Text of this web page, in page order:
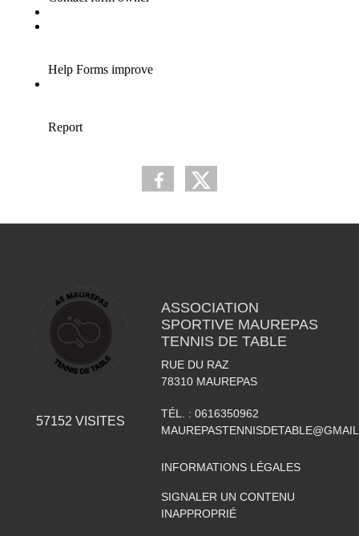
57152 VISITES
ASSOCIATION
SPORTIVE MAUREPAS
TENNIS DE TABLE
RUE DU RAZ
78310 MAUREPAS
TÉL. : 0616350962
INFORMATIONS LÉGALES
SIGNALER UN CONTENU
INAPPROPRIÉ